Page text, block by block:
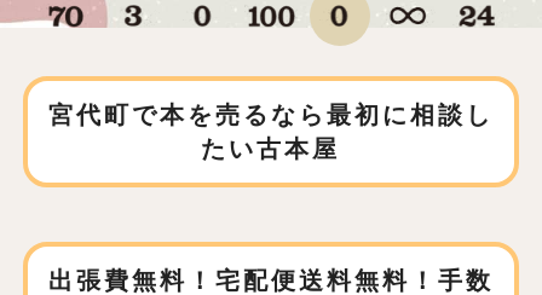
宮代町で本を売るなら 最初に相談し
たい古本屋
出張費無料！宅配便送料無料！手数